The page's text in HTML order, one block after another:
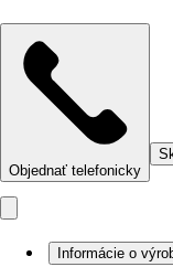
Objednať telefonicky
Informácie o